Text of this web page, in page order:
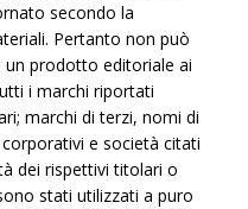
secondo la
Pertanto non può
prodotto editoriale ai
i marchi riportati
marchi di terzi, nomi di
e società citati
dei rispettivi titolari o
stati utilizzati a puro